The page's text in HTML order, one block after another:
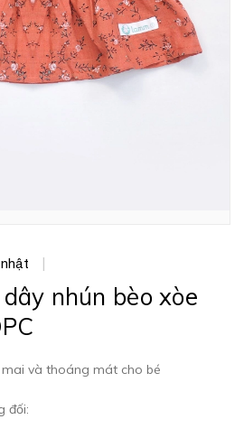
nhún bèo xòe
và thoáng mát cho bé
đối: